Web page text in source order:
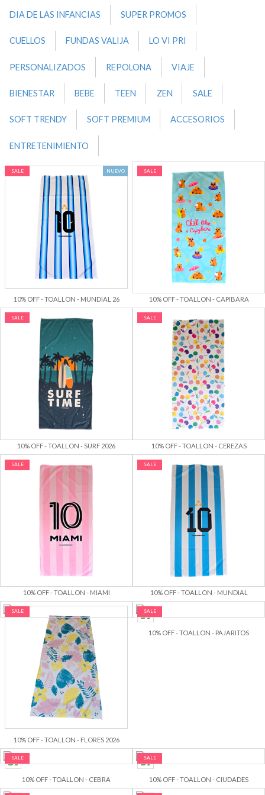
DIA DE LAS INFANCIAS SUPER PROMOS
CUELLOS FUNDAS VALIJA LO VI PRI
PERSONALIZADOS REPOLONA VIAJE
BIENESTAR BEBE TEEN ZEN SALE
SOFT TRENDY SOFT PREMIUM ACCESORIOS
ENTRETENIMIENTO
NUEVO
SALE
10% OFF - TOALLON - MUNDIAL 26
SALE
10% OFF - TOALLON - CAPIBARA
SALE
10% OFF - TOALLON - SURF 2026
SALE
10% OFF - TOALLON - CEREZAS
SALE
10% OFF - TOALLON - MIAMI
SALE
10% OFF - TOALLON - MUNDIAL
SALE
10% OFF - TOALLON - FLORES 2026
SALE
10% OFF - TOALLON - PAJARITOS
SALE
10% OFF - TOALLON - CEBRA
SALE
10% OFF - TOALLON - CIUDADES